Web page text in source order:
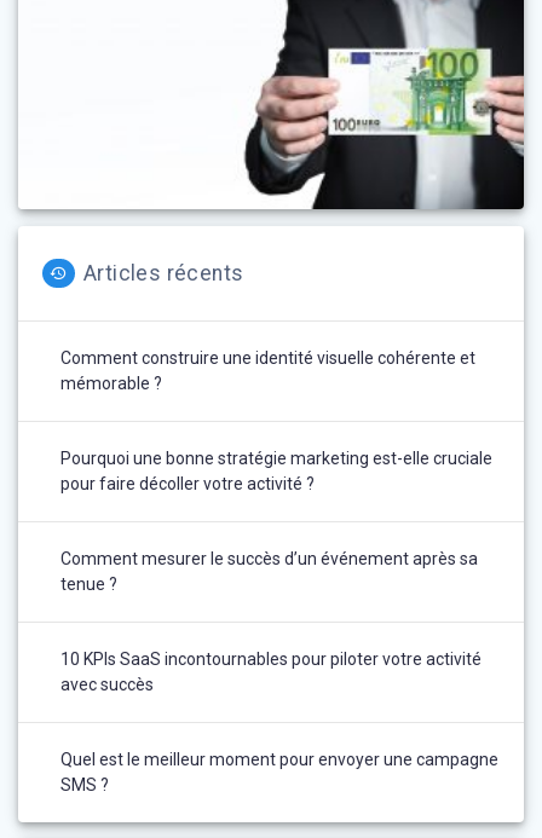
Articles récents
Comment construire une identité visuelle cohérente et
mémorable ?
Pourquoi une bonne stratégie marketing est-elle cruciale
pour faire décoller votre activité ?
Comment mesurer le succès d’un événement après sa
tenue ?
10 KPIs SaaS incontournables pour piloter votre activité
avec succès
Quel est le meilleur moment pour envoyer une campagne
SMS ?